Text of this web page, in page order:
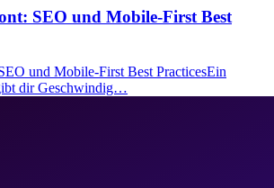
SEO und Mobile-First Best
und Mobile-First Best PracticesEin
dir Geschwindig…